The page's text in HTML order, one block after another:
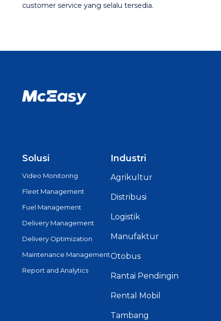
customer service yang selalu tersedia​.
Solusi
Video Monitoring
Fleet Management
Fuel Management
Delivery Management
Delivery Optimization
Maintenance Management
Report and Analytics
Industri
Agrikultur
Distribusi
Logistik
Manufaktur
Otobus
Rantai Pendingin
Rental Mobil
Tambang